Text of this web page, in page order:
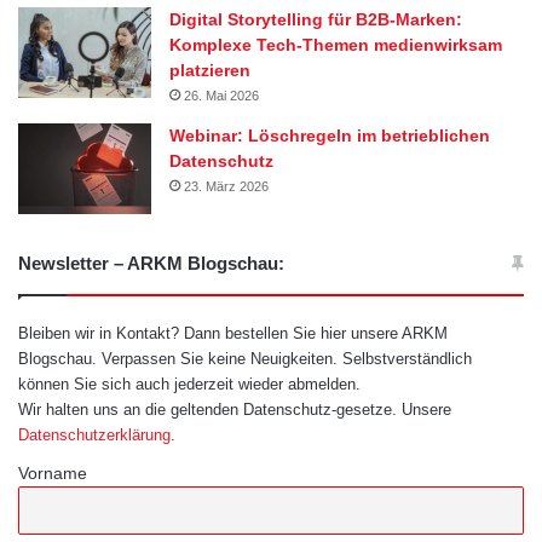
Digital Storytelling für B2B-Marken:
Komplexe Tech-Themen medienwirksam
platzieren
26. Mai 2026
Webinar: Löschregeln im betrieblichen
Datenschutz
23. März 2026
Newsletter – ARKM Blogschau:
Bleiben wir in Kontakt? Dann bestellen Sie hier unsere ARKM
Blogschau. Verpassen Sie keine Neuigkeiten. Selbstverständlich
können Sie sich auch jederzeit wieder abmelden.
Wir halten uns an die geltenden Datenschutz-gesetze. Unsere
Datenschutzerklärung
Vorname